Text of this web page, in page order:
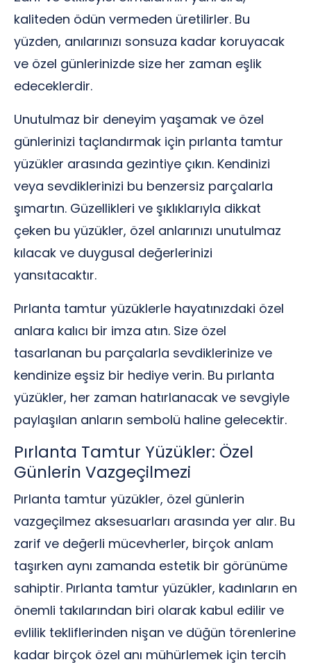
kaliteden ödün vermeden üretilirler. Bu
yüzden, anılarınızı sonsuza kadar koruyacak
ve özel günlerinizde size her zaman eşlik
edeceklerdir.
Unutulmaz bir deneyim yaşamak ve özel
günlerinizi taçlandırmak için pırlanta tamtur
yüzükler arasında gezintiye çıkın. Kendinizi
veya sevdiklerinizi bu benzersiz parçalarla
şımartın. Güzellikleri ve şıklıklarıyla dikkat
çeken bu yüzükler, özel anlarınızı unutulmaz
kılacak ve duygusal değerlerinizi
yansıtacaktır.
Pırlanta tamtur yüzüklerle hayatınızdaki özel
anlara kalıcı bir imza atın. Size özel
tasarlanan bu parçalarla sevdiklerinize ve
kendinize eşsiz bir hediye verin. Bu pırlanta
yüzükler, her zaman hatırlanacak ve sevgiyle
paylaşılan anların sembolü haline gelecektir.
Pırlanta Tamtur Yüzükler: Özel
Günlerin Vazgeçilmezi
Pırlanta tamtur yüzükler, özel günlerin
vazgeçilmez aksesuarları arasında yer alır. Bu
zarif ve değerli mücevherler, birçok anlam
taşırken aynı zamanda estetik bir görünüme
sahiptir. Pırlanta tamtur yüzükler, kadınların en
önemli takılarından biri olarak kabul edilir ve
evlilik tekliflerinden nişan ve düğün törenlerine
kadar birçok özel anı mühürlemek için tercih